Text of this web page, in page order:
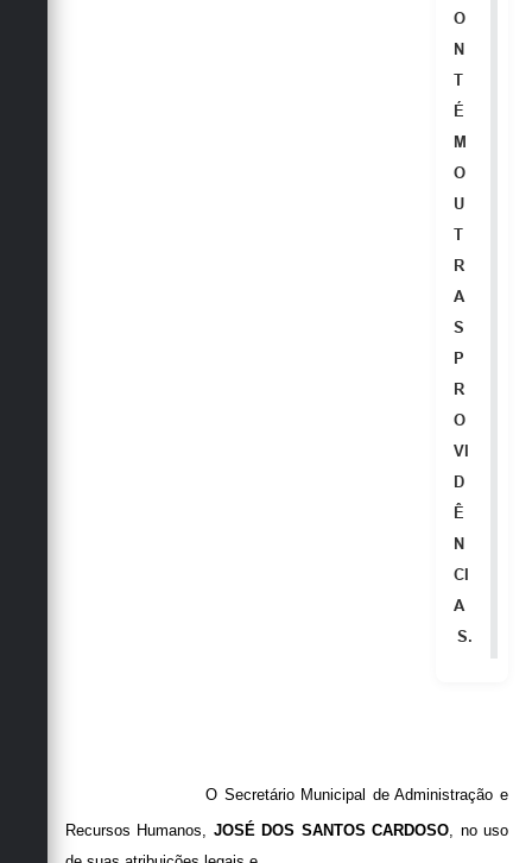
O
N
T
É
M
O
U
T
R
A
S
P
R
O
VI
D
Ê
N
CI
A
S.
O Secretário Municipal de Administração e
Recursos Humanos, JOSÉ DOS SANTOS CARDOSO, no uso